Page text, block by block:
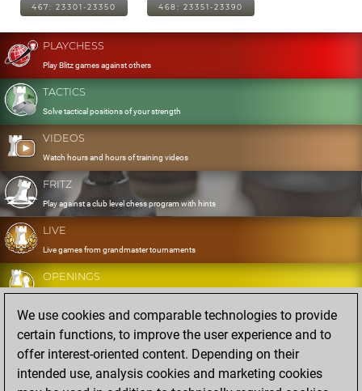
467: 23301-23350 468: 23351-23390
PLAYCHESS
Play Blitz games against others
TACTICS
Solve tactical positions of your strength
VIDEOS
Watch hours and hours of training videos
FRITZ
Play against a club level chess program with hints
LIVE
Live games from grandmaster tournaments
OPENINGS
Develop and exercise your openings
DATABASE
Eight million strong games
MYGAMES
Store and analyse your own games in the cloud
We use cookies and comparable technologies to provide
certain functions, to improve the user experience and to
offer interest-oriented content. Depending on their
intended use, analysis cookies and marketing cookies